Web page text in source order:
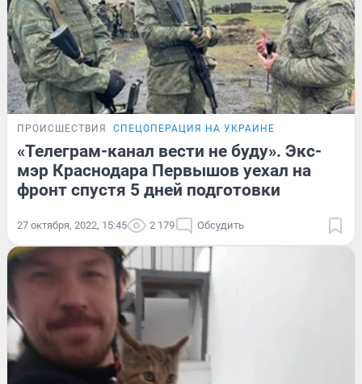
ПРОИСШЕСТВИЯ СПЕЦОПЕРАЦИЯ НА УКРАИНЕ
«Телеграм-канал вести не буду». Экс-
мэр Краснодара Первышов уехал на
фронт спустя 5 дней подготовки
27 октября, 2022, 15:45 2 179 Обсудить